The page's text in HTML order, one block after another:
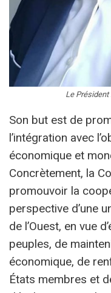
Le Président
Son but est de
l’intégration avec
économique et
Concrètement, la
promouvoir la
perspective d’une
de l’Ouest, en vue
peuples, de
économique, de
États membres et